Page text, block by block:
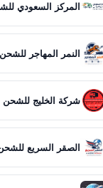
المركز السعودي
النمر المهاجر
شركة الخليج للشحن
الصقر السريع